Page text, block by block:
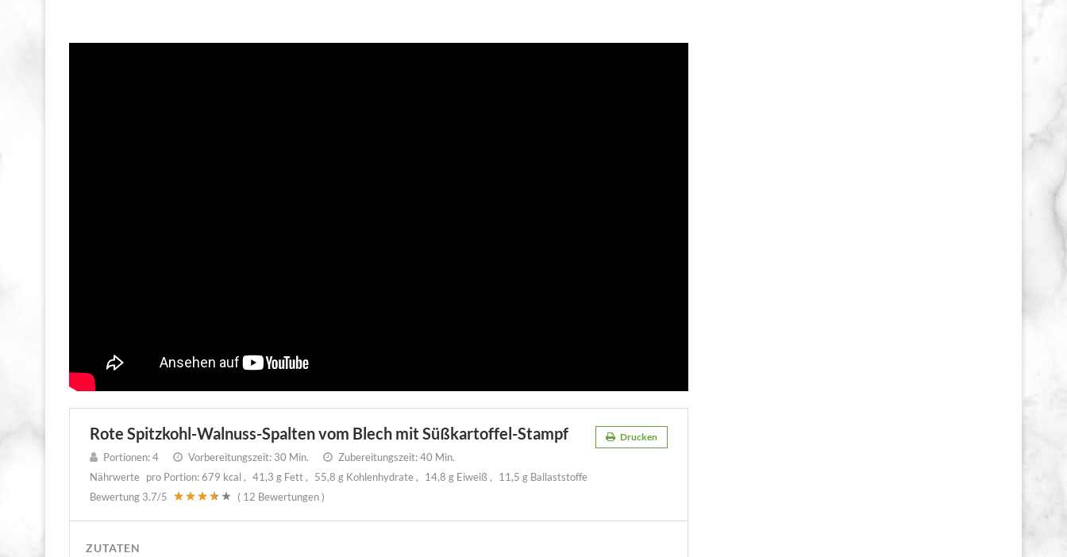
Rote Spitzkohl-Walnuss-Spalten vom Blech mit Süßkartoffel-Stampf Drucken
Portionen:4 Vorbereitungszeit: 30 Min. Zubereitungszeit:40 Min.
Nährwerte pro Portion:679 kcal 41,3 g Fett 55,8 g Kohlenhydrate 14,8 g Eiweiß
11,5 g Ballaststoffe
Bewertung 3.7/5 ( 12 Bewertungen )
ZUTATEN